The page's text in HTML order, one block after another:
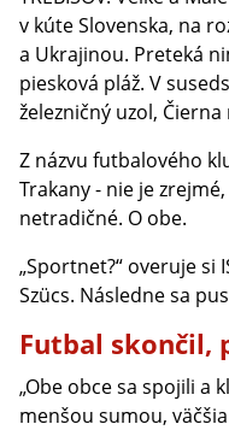
v kúte Slovenska, na
a Ukrajinou. Preteká
piesková pláž. V
železničný uzol, Čierna
Z názvu futbalového
Trakany - nie je
netradičné. O obe.
„Sportnet?“ overuje si
Szücs. Následne sa
Futbal skončil,
„Obe obce sa spojili a
menšou sumou,